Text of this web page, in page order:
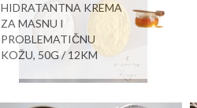
HIDRATANTNA KREMA
ZA MASNU I
PROBLEMATIČNU
KOŽU, 50G / 12KM